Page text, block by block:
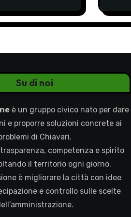
Su di noi
è un gruppo civico nato per dare
e proporre soluzioni concrete ai
di Chiavari.
competenza e spirito
il territorio ogni giorno.
è migliorare la città con idee
e controllo sulle scelte